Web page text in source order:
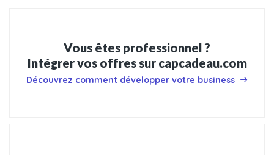
Vous êtes professionnel ?
Intégrer vos offres sur capcadeau.com
Découvrez comment développer votre business